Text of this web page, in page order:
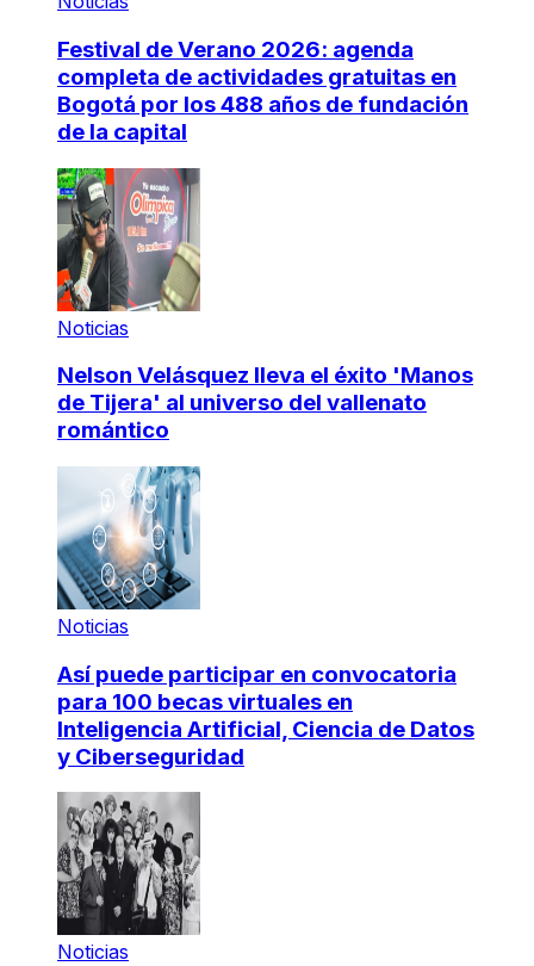
Festival de Verano 2026: agenda
completa de actividades gratuitas en
Bogotá por los 488 años de fundación
de la capital
Noticias
Nelson Velásquez lleva el éxito 'Manos
de Tijera' al universo del vallenato
romántico
Noticias
Así puede participar en convocatoria
para 100 becas virtuales en
Inteligencia Artificial, Ciencia de Datos
y Ciberseguridad
Noticias